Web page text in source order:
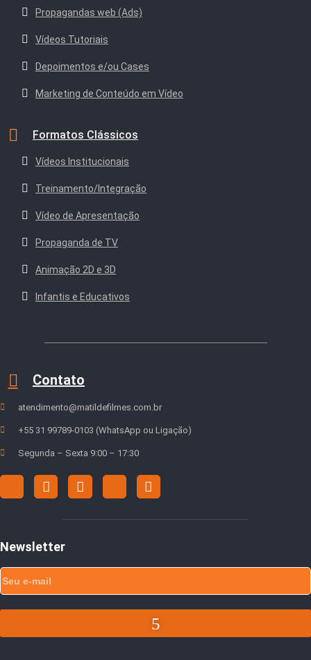
Propagandas web (Ads)
Vídeos Tutoriais
Depoimentos e/ou Cases
Marketing de Conteúdo em Vídeo
Formatos Clássicos
Vídeos Institucionais
Treinamento/Integração
Vídeo de Apresentação
Propaganda de TV
Animação 2D e 3D
Infantis e Educativos
Contato
atendimento@matildefilmes.com.br
+55 31 99789-0103 (WhatsApp ou Ligação)
Segunda – Sexta 9:00 – 17:30
Newsletter